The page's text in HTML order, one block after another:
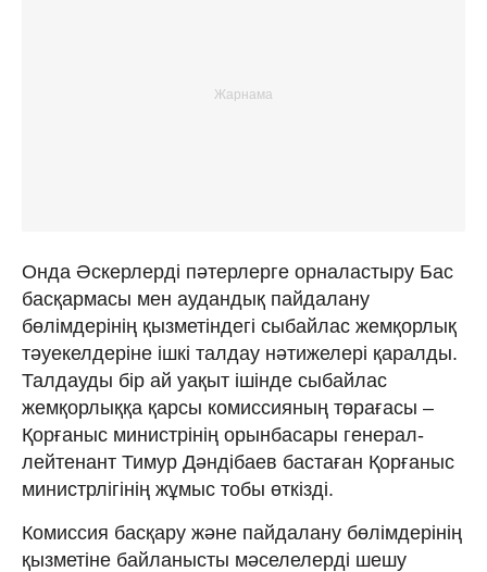
Онда Әскерлерді пәтерлерге орналастыру Бас
басқармасы мен аудандық пайдалану
бөлімдерінің қызметіндегі сыбайлас жемқорлық
тәуекелдеріне ішкі талдау нәтижелері қаралды.
Талдауды бір ай уақыт ішінде сыбайлас
жемқорлыққа қарсы комиссияның төрағасы –
Қорғаныс министрінің орынбасары генерал-
лейтенант Тимур Дәндібаев бастаған Қорғаныс
министрлігінің жұмыс тобы өткізді.
Комиссия басқару және пайдалану бөлімдерінің
қызметіне байланысты мәселелерді шешу